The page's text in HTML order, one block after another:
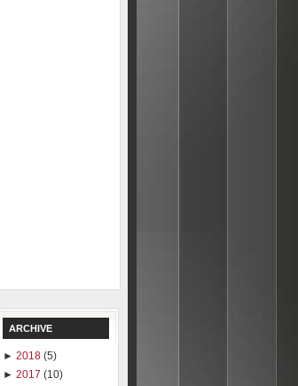
ARCHIVE
► 2018 (5)
► 2017 (10)